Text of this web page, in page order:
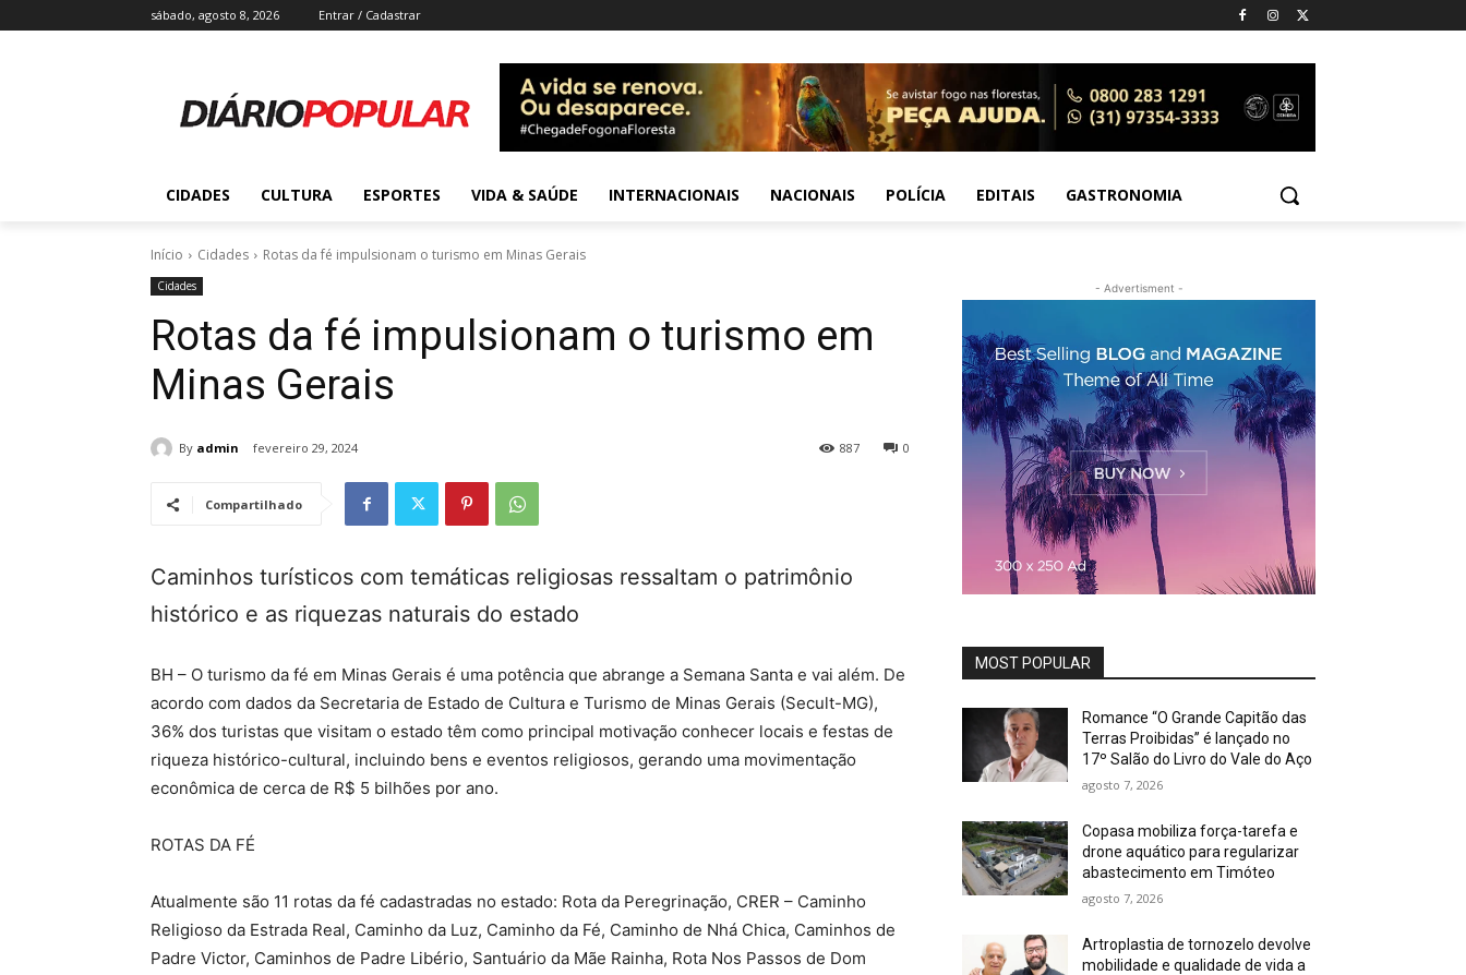
sábado, agosto 8, 2026 Entrar / Cadastrar
CIDADES CULTURA ESPORTES VIDA & SAÚDE INTERNACIONAIS NACIONAIS POLÍCIA EDITAIS GASTRONOMIA
Início Cidades Rotas da fé impulsionam o turismo em Minas Gerais
Cidades
Rotas da fé impulsionam o turismo em
Minas Gerais
By admin fevereiro 29, 2024 0
887
Compartilhado
Caminhos turísticos com temáticas religiosas ressaltam o patrimônio
histórico e as riquezas naturais do estado
BH – O turismo da fé em Minas Gerais é uma potência que abrange a Semana Santa e vai além. De
acordo com dados da Secretaria de Estado de Cultura e Turismo de Minas Gerais (Secult-MG),
36% dos turistas que visitam o estado têm como principal motivação conhecer locais e festas de
riqueza histórico-cultural, incluindo bens e eventos religiosos, gerando uma movimentação
econômica de cerca de R$ 5 bilhões por ano.
ROTAS DA FÉ
Atualmente são 11 rotas da fé cadastradas no estado: Rota da Peregrinação, CRER – Caminho
Religioso da Estrada Real, Caminho da Luz, Caminho da Fé, Caminho de Nhá Chica, Caminhos de
Padre Victor, Caminhos de Padre Libério, Santuário da Mãe Rainha, Rota Nos Passos de Dom
- Advertisment -
MOST POPULAR
Romance “O Grande Capitão das
Terras Proibidas” é lançado no
17º Salão do Livro do Vale do Aço
agosto 7, 2026
Copasa mobiliza força-tarefa e
drone aquático para regularizar
abastecimento em Timóteo
agosto 7, 2026
Artroplastia de tornozelo devolve
mobilidade e qualidade de vida a